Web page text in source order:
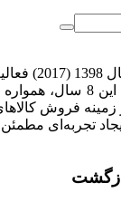
فروشگاه
آغاز کرده و در طول
زمینه فروش
تجربه‌ای